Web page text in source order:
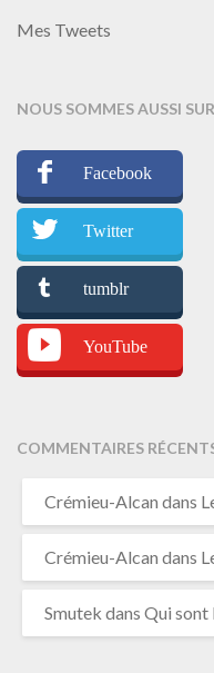
Mes Tweets
NOUS SOMMES AUSSI
Facebook
Twitter
tumblr
YouTube
COMMENTAIRES
Crémieu-Alcan dans
Crémieu-Alcan dans
Smutek dans Qui sont